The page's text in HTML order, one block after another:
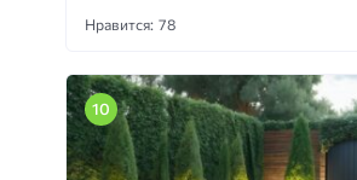
Нравится: 78